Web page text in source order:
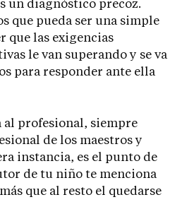
un diagnóstico precoz.
que pueda ser una simple
que las exigencias
le van superando y se va
para responder ante ella
al profesional, siempre
de los maestros y
instancia, es el punto de
de tu niño te menciona
que al resto el quedarse